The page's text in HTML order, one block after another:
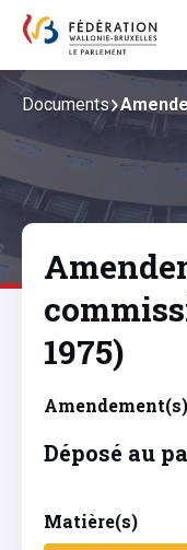
Documents
1975)
Déposé au
Matière(s)